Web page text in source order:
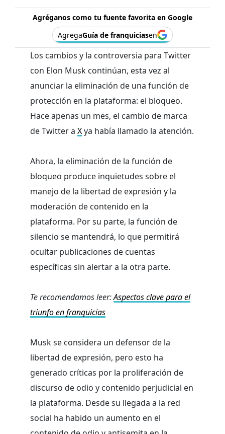
Agréganos como tu fuente favorita en Google
AgregaGuía de franquiciasen
Los cambios y la controversia para Twitter
con Elon Musk continúan, esta vez al
anunciar la eliminación de una función de
protección en la plataforma: el bloqueo.
Hace apenas un mes, el cambio de marca
de Twitter a Xya había llamado la atención.
Ahora, la eliminación de la función de
bloqueo produce inquietudes sobre el
manejo de la libertad de expresión y la
moderación de contenido en la
plataforma. Por su parte, la función de
silencio se mantendrá, lo que permitirá
ocultar publicaciones de cuentas
específicas sin alertar a la otra parte.
Te recomendamos leer:Aspectos clave para el
triunfo en franquicias
Musk se considera un defensor de la
libertad de expresión, pero esto ha
generado críticas por la proliferación de
discurso de odio y contenido perjudicial en
la plataforma. Desde su llegada a la red
social ha habido un aumento en el